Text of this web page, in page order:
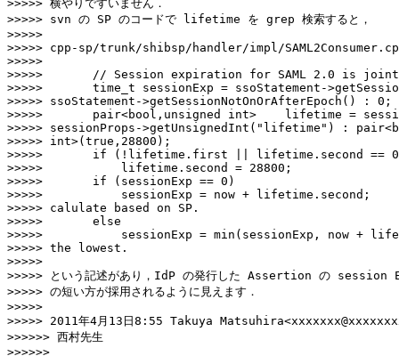
>>>>> 横やりですいません．
>>>>> svn の SP のコードで lifetime を grep 検索すると，
>>>>>
>>>>> cpp-sp/trunk/shibsp/handler/impl/
>>>>>
>>>>>       // Session expiration for SAML 2.0 is
>>>>>       time_t sessionExp = ssoStatement-
>>>>> ssoStatement->getSessionNotOnOrAfterEpoch() : 0;
>>>>>       pair<bool,unsigned int>    lifetime =
>>>>> sessionProps->getUnsignedInt("lifetime") :
>>>>> int>(true,28800);
>>>>>       if (!lifetime.first || lifetime.second ==
>>>>>           lifetime.second = 28800;
>>>>>       if (sessionExp == 0)
>>>>>           sessionExp = now + lifetime.second;
>>>>> calulate based on SP.
>>>>>       else
>>>>>           sessionExp = min(sessionExp, now +
>>>>> the lowest.
>>>>>
>>>>> という記述があり，IdP の発行した Assertion の
>>>>> の短い方が採用されるように見えます．
>>>>>
>>>>> 2011年4月13日8:55 Takuya
>>>>>> 西村先生
>>>>>>